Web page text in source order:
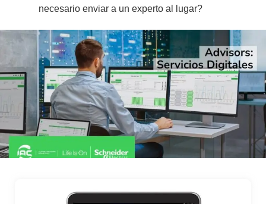
necesario enviar a un experto al lugar?